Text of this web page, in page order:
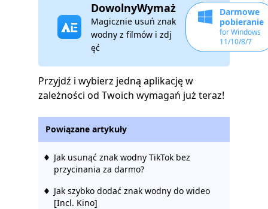
DowolnyWymaż
Magicznie usuń znak
wodny z filmów i zdj
ęć
Darmowe
pobieranie
for Windows
11/10/8/7
Przyjdź i wybierz jedną aplikację w
zależności od Twoich wymagań już teraz!
Powiązane artykuły
Jak usunąć znak wodny TikTok bez
przycinania za darmo?
Jak szybko dodać znak wodny do wideo
[Incl. Kino]